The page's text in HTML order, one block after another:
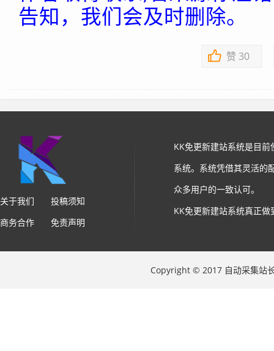
告知，我们会及时删除。
赞 30
关于我们
投稿须知
商务合作
免责声明
KK免更新建站系统是目
系统。系统凭借其灵活的
众多用户的一致认可。
KK免更新建站系统真正
Copyright © 2017 自动采集站